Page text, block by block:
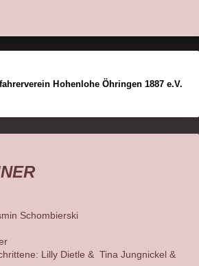
Hohenlohe Öhringen 1887 e.V.
Schombierski
Lilly Dietle & Tina Jungnickel &